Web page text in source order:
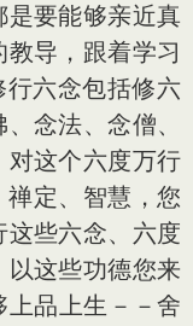
要能够亲近真
导，跟着学习
行六念包括修六
念法、念僧、
这个六度万行
禅定、智慧，您
些六念、六度
以这些功德您来
品上生－－舍